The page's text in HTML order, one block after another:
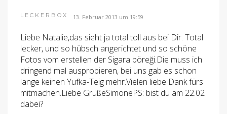
LECKERBOX 13. Februar 2013 um 19:59
Liebe Natalie,das sieht ja total toll aus bei Dir. Total
lecker, und so hübsch angerichtet und so schöne
Fotos vom erstellen der Sigara böreği.Die muss ich
dringend mal ausprobieren, bei uns gab es schon
lange keinen Yufka-Teig mehr.Vielen liebe Dank fürs
mitmachen.Liebe GrüßeSimonePS: bist du am 22.02
dabei?